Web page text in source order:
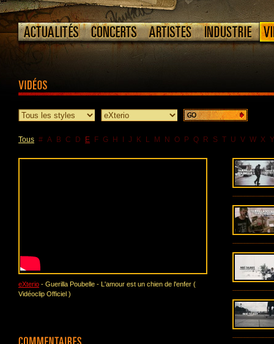
Tous # A B C D E F G H J K L M N O P Q R S T U V W X Y
eXterio - Guerilla Poubelle - L'amour est un chien de l'enfer (
Vidéoclip Officiel )